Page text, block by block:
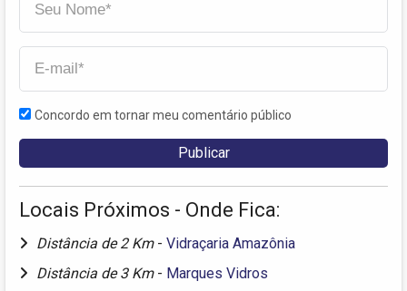
Concordo em tornar meu comentário público
Locais Próximos - Onde Fica:
Distância de 2 Km - Vidraçaria Amazônia
Distância de 3 Km - Marques Vidros